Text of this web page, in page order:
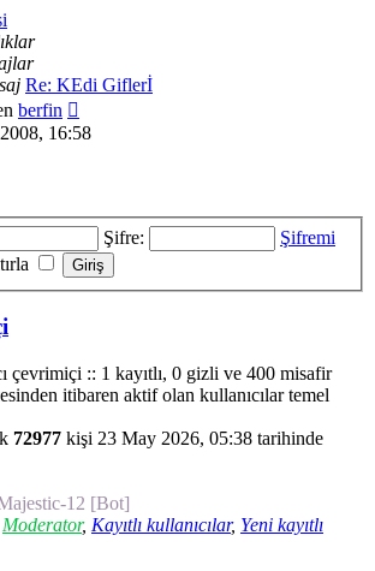
Re: KEdi Giflerİ
berfin
mesajı
16:58
Şifre:
Şifremi
çevrimiçi :: 1 kayıtlı, 0 gizli ve 400 misafir
itibaren aktif olan kullanıcılar temel
72977 kişi 23 May 2026, 05:38 tarihinde
12 [Bot]
Moderator, Kayıtlı kullanıcılar, Yeni kayıtlı